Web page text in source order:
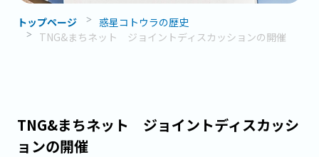
トップページ
惑星コトウラの歴史
TNG&まちネット ジョイントディスカッションの開催
TNG&まちネット ジョイントディスカッシ
ョンの開催